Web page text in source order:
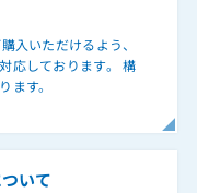
入いただけるよう、
応しております。 構
ます。
いて